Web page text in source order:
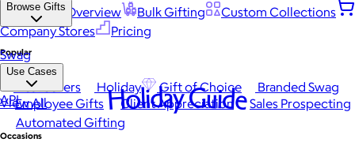
Platform Overview Bulk Gifting
Custom Collections
Company Stores
Pricing
Browse Gifts
Popular
Best Sellers Holiday Gift of Choice
Branded Swag
View All
Occasions
Swag
Use Cases
Employee Gifts Client Appreciation
Sales Prospecting
Automated Gifting
API Holiday Guide